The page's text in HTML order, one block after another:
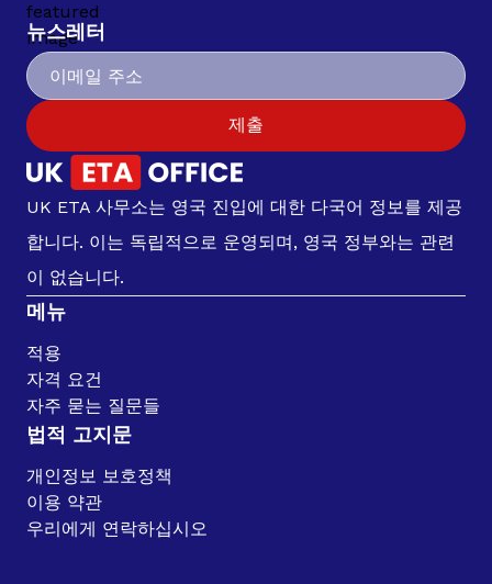
뉴스레터
제출
UK ETA 사무소는 영국 진입에 대한 다국어 정보를 제공
합니다. 이는 독립적으로 운영되며, 영국 정부와는 관련
이 없습니다.
메뉴
적용
자격 요건
자주 묻는 질문들
법적 고지문
개인정보 보호정책
이용 약관
우리에게 연락하십시오